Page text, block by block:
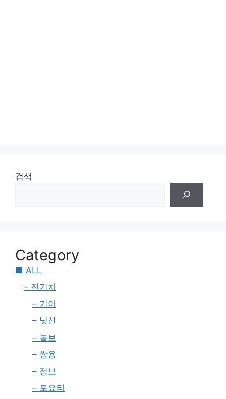
검색
Category
■ ALL
– 전기차
– 기아
– 닛산
– 볼보
– 쌍용
– 정보
– 토요타